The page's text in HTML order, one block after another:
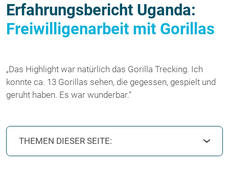
Erfahrungsbericht Uganda:
Freiwilligenarbeit mit Gorillas
„Das Highlight war natürlich das Gorilla Trecking. Ich
konnte ca. 13 Gorillas sehen, die gegessen, gespielt und
geruht haben. Es war wunderbar.“
THEMEN DIESER SEITE: